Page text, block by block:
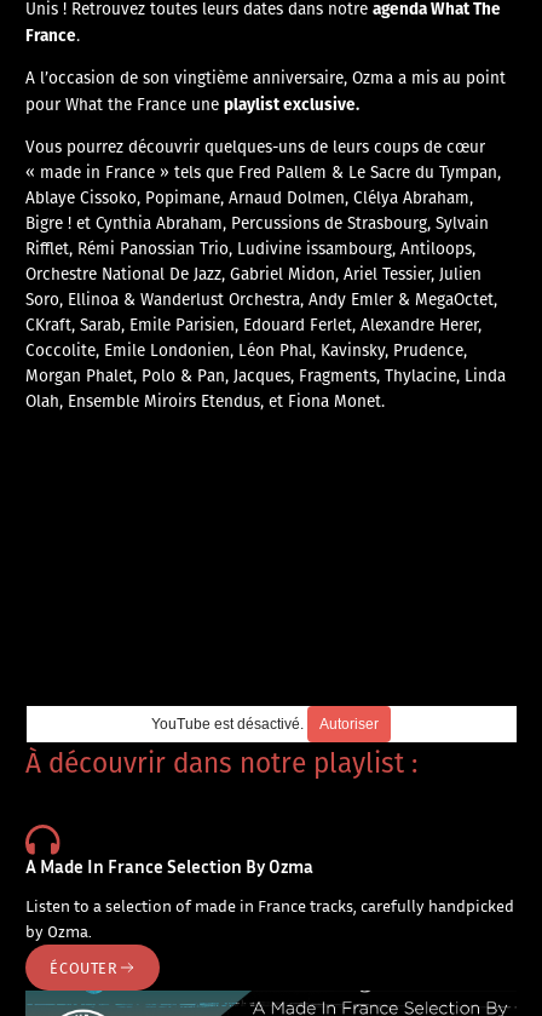
Unis ! Retrouvez toutes leurs dates dans notreagenda What The
France.
A l’occasion de son vingtième anniversaire, Ozma a mis au point
pour What the France uneplaylist exclusive.
Vous pourrez découvrir quelques-uns de leurs coups de cœur
« made in France » tels que Fred Pallem & Le Sacre du Tympan,
Ablaye Cissoko, Popimane, Arnaud Dolmen, Clélya Abraham,
Bigre ! et Cynthia Abraham, Percussions de Strasbourg, Sylvain
Rifflet, Rémi Panossian Trio, Ludivine issambourg, Antiloops,
Orchestre National De Jazz, Gabriel Midon, Ariel Tessier, Julien
Soro, Ellinoa & Wanderlust Orchestra, Andy Emler & MegaOctet,
CKraft, Sarab, Emile Parisien, Edouard Ferlet, Alexandre Herer,
Coccolite, Emile Londonien, Léon Phal, Kavinsky, Prudence,
Morgan Phalet, Polo & Pan, Jacques, Fragments, Thylacine, Linda
Olah, Ensemble Miroirs Etendus, et Fiona Monet.
YouTube est désactivé. Autoriser
À découvrir dans notre playlist :
A Made In France Selection By Ozma
Listen to a selection of made in France tracks, carefully handpicked
by Ozma.
ÉCOUTER